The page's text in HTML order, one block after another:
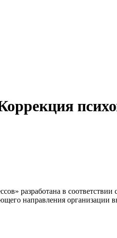
разработана в
направления организации